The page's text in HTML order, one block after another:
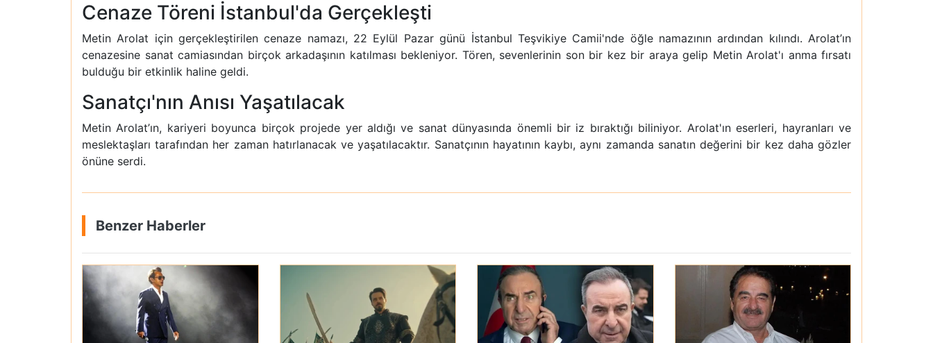
Cenaze Töreni İstanbul'da Gerçekleşti
Metin Arolat için gerçekleştirilen cenaze namazı, 22 Eylül Pazar günü İstanbul Teşvikiye Camii'nde öğle namazının ardından kılındı. Arolat’ın
cenazesine sanat camiasından birçok arkadaşının katılması bekleniyor. Tören, sevenlerinin son bir kez bir araya gelip Metin Arolat'ı anma fırsatı
bulduğu bir etkinlik haline geldi.
Sanatçı'nın Anısı Yaşatılacak
Metin Arolat’ın, kariyeri boyunca birçok projede yer aldığı ve sanat dünyasında önemli bir iz bıraktığı biliniyor. Arolat'ın eserleri, hayranları ve
meslektaşları tarafından her zaman hatırlanacak ve yaşatılacaktır. Sanatçının hayatının kaybı, aynı zamanda sanatın değerini bir kez daha gözler
önüne serdi.
Benzer Haberler